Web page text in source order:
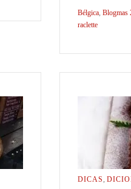
Bélgica Blogmas
raclette
DICAS,